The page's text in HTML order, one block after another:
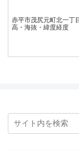
赤平市茂尻元町北一丁
高・海抜・緯度経度